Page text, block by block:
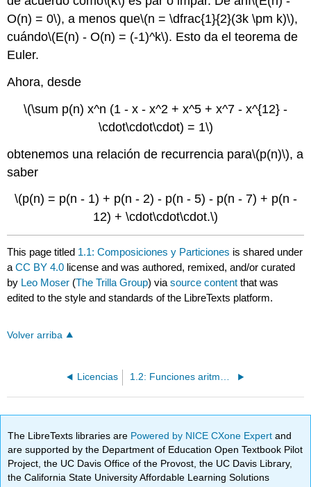
O(n) = 0\), a menos que\(n = \dfrac{1}{2}(3k \pm k)\),
cuándo\(E(n) - O(n) = (-1)^k\). Esto da el teorema de
Euler.
Ahora, desde
\(\sum p(n) x^n (1 - x - x^2 + x^5 + x^7 - x^{12} -
\cdot\cdot\cdot) = 1\)
obtenemos una relación de recurrencia para\(p(n)\), a
saber
\(p(n) = p(n - 1) + p(n - 2) - p(n - 5) - p(n - 7) + p(n -
12) + \cdot\cdot\cdot.\)
This page titled 1.1: Composiciones y Particiones is shared under
aCC BY 4.0 license and was authored, remixed, and/or curated
by Leo Moser (The Trilla Group) viasource content that was
edited to the style and standards of the LibreTexts platform.
Volver arriba
Licencias 1.2: Funciones aritméticas
The LibreTexts libraries are Powered by NICE CXone Expertand
are supported by the Department of Education Open Textbook Pilot
Project, the UC Davis Office of the Provost, the UC Davis Library,
the California State University Affordable Learning Solutions